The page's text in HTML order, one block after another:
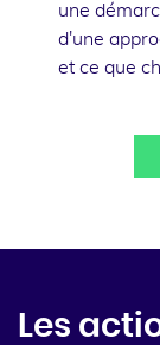
une
d'une
et ce que
Les